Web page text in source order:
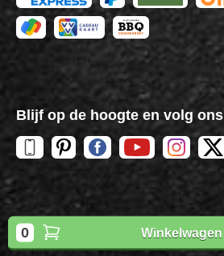
Winkelwagen
0
Blijf op de hoogte en volg ons
CopyrightBBQuality